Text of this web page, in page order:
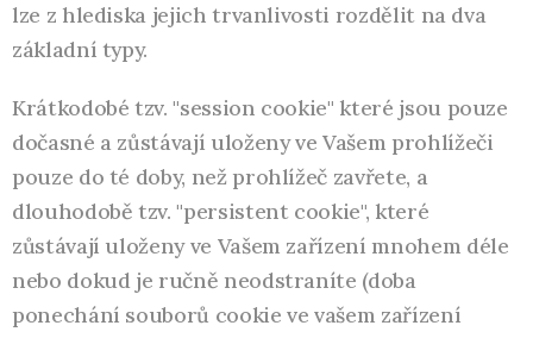
lze z hlediska jejich trvanlivosti rozdělit na dva
základní typy.
Krátkodobé tzv. "session cookie" které jsou pouze
dočasné a zůstávají uloženy ve Vašem prohlížeči
pouze do té doby, než prohlížeč zavřete, a
dlouhodobě tzv. "persistent cookie", které
zůstávají uloženy ve Vašem zařízení mnohem déle
nebo dokud je ručně neodstraníte (doba
ponechání souborů cookie ve vašem zařízení